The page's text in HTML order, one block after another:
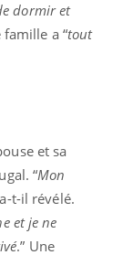
dormir et
famille a “tout
et sa
“Mon
t-il révélé.
et je ne
.” Une